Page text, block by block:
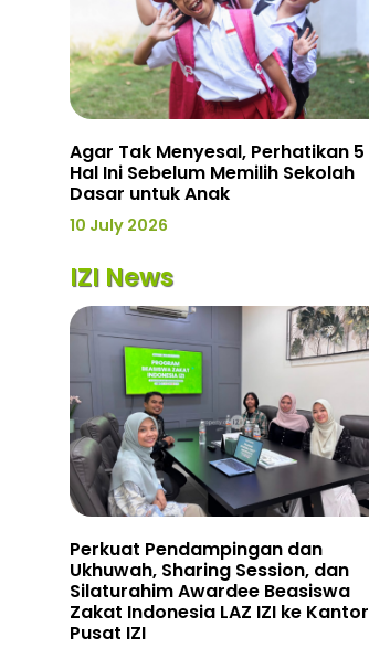
Agar Tak Menyesal, Perhatikan 5
Hal Ini Sebelum Memilih Sekolah
Dasar untuk Anak
10 July 2026
IZI News
Perkuat Pendampingan dan
Ukhuwah, Sharing Session, dan
Silaturahim Awardee Beasiswa
Zakat Indonesia LAZ IZI ke Kantor
Pusat IZI